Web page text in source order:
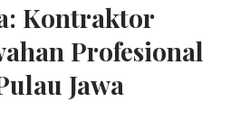
Kontraktor
Profesional
Jawa